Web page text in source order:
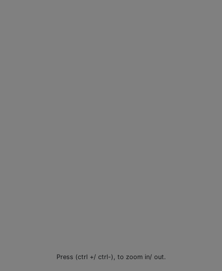
Press (ctrl +/ ctrl-), to zoom in/ out.